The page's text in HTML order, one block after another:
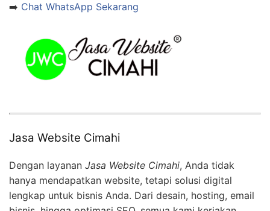
➡️ Chat WhatsApp Sekarang
Jasa Website Cimahi
Dengan layanan Jasa Website Cimahi, Anda tidak
hanya mendapatkan website, tetapi solusi digital
lengkap untuk bisnis Anda. Dari desain, hosting, email